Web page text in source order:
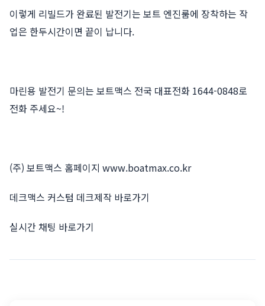
이렇게 리빌드가 완료된 발전기는 보트 엔진룸에 장착하는 작
업은 한두시간이면 끝이 납니다.
마린용 발전기 문의는 보트맥스 전국 대표전화 1644-0848로
전화 주세요~!
(주) 보트맥스 홈페이지 www.boatmax.co.kr
데크맥스 커스텀 데크제작 바로가기
실시간 채팅 바로가기